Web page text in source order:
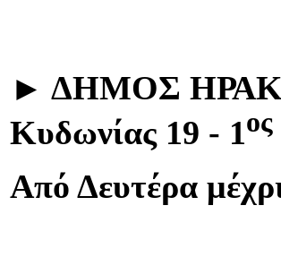
► ΔΗΜΟΣ
Κυδωνίας 19 - 1ος
Από Δευτέρα